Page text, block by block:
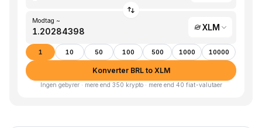
Modtag ~
XLM
1 10 50 100 500 1000 10000
Konverter BRL to XLM
Ingen gebyrer · mere end 350 krypto · mere end 40 fiat-valutaer